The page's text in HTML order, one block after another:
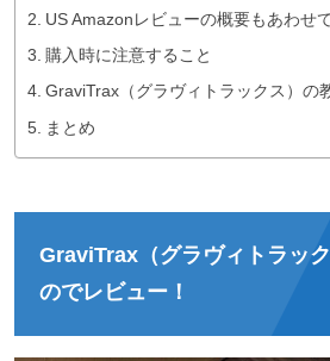
US Amazonレビューの概要もあわせ
購入時に注意すること
GraviTrax（グラヴィトラックス）の
まとめ
GraviTrax（グラヴィトラッ
のでレビュー！